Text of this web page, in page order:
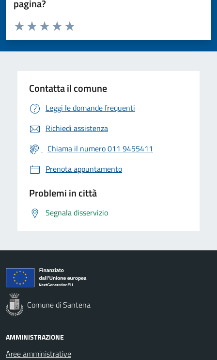
pagina?
Valuta da 1 a 5 stelle la pagina
Valuta 5 stelle su 5
Valuta 4 stelle su 5
Valuta 3 stelle su 5
Valuta 2 stelle su 5
Valuta 1 stelle su 5
Contatta il comune
Leggi le domande frequenti
Richiedi assistenza
Chiama il numero 011 9455411
Prenota appuntamento
Problemi in città
Segnala disservizio
Comune di Santena
AMMINISTRAZIONE
Aree amministrative